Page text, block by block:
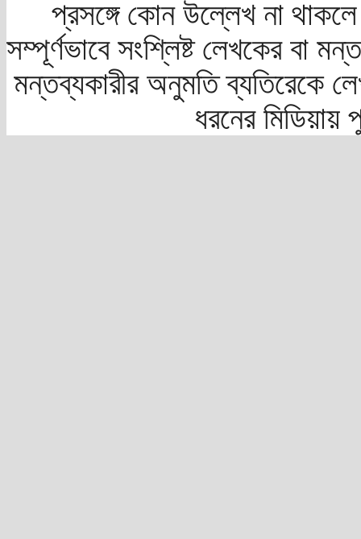
প্রসঙ্গে কোন উল্লেখ না
সম্পূর্ণভাবে সংশ্লিষ্ট লেখকের বা
মন্তব্যকারীর অনুমতি ব্যতিরেকে
ধরনের মিডিয়ায়